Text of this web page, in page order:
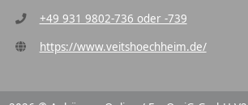
+49 931 9802-736 oder -739
https://www.veitshoechheim.de/